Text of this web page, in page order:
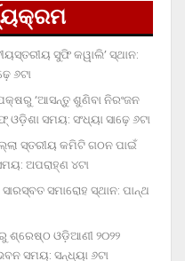
ସୁଫି କୱାଲି’ ସ୍ଥାନ:
୬ଟା
‘ଆସନ୍ତୁ ଶୁଣିବା ନିରଂଜନ
ସମୟ: ସଂଧ୍ୟା ସାଢ଼େ ୬ଟା
ସ୍ତରୀୟ କମିଟି ଗଠନ ପାଇଁ
ଅପରାହ୍‌ଣ ୪ଟା
ସମାରୋହ ସ୍ଥାନ: ପାନ୍ଥ
ଶ୍ରେଷ୍ଠ ଓଡ଼ିଆଣୀ ୨୦୨୨
ସମୟ: ସନ୍ଧ୍ୟା ୬ଟା